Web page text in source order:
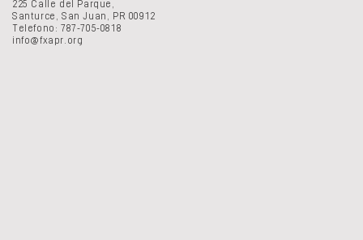
225 Calle del Parque,
Santurce, San Juan, PR 00912
Telefono: 787-705-0818
info@fxapr.org